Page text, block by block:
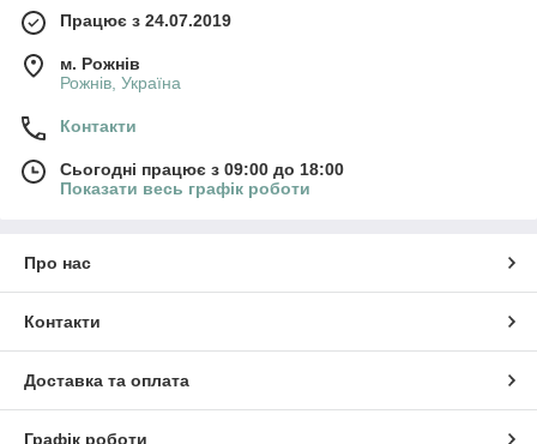
Працює з 24.07.2019
м. Рожнів
Рожнів, Україна
Контакти
Сьогодні працює з 09:00 до 18:00
Показати весь графік роботи
Про нас
Контакти
Доставка та оплата
Графік роботи